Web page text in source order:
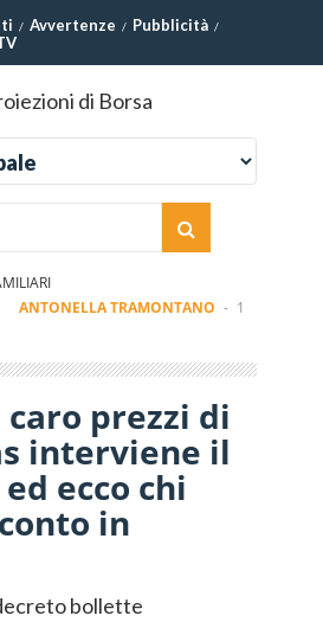
Avvertenze
Pubblicità
ANTONELLA TRAMONTANO - 1
prezzi di
interviene il
ecco chi
in